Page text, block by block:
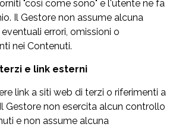
"così come sono" e l'utente ne fa
Il Gestore non assume alcuna
errori, omissioni o
nei Contenuti.
e link esterni
link a siti web di terzi o riferimenti a
Gestore non esercita alcun controllo
e non assume alcuna